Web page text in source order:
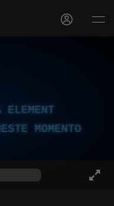
ELEMENT
MOMENTO